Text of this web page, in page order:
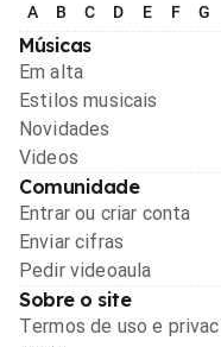
A B C D E F G
Músicas
Em alta
Estilos musicais
Novidades
Videos
Comunidade
Entrar ou criar conta
Enviar cifras
Pedir videoaula
Sobre o site
Termos de uso e